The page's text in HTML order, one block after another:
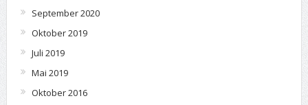
September 2020
Oktober 2019
Juli 2019
Mai 2019
Oktober 2016